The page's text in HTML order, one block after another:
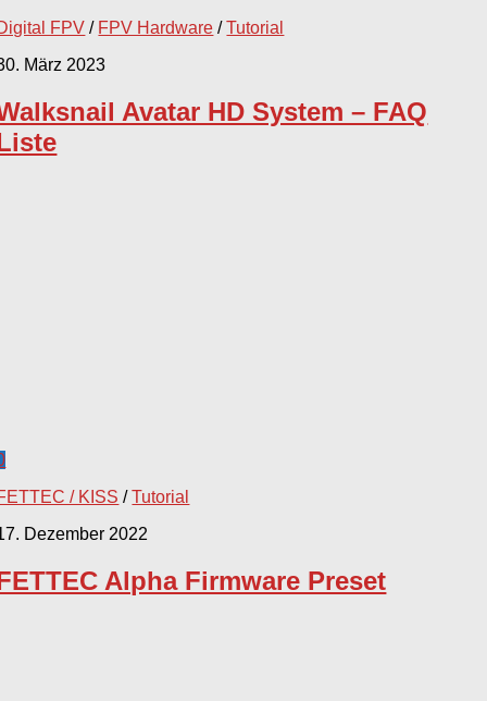
FPV / FPV Hardware /Tutorial
März 2023
Avatar HD System – FAQ
/ KISS /Tutorial
Dezember 2022
Alpha Firmware Preset